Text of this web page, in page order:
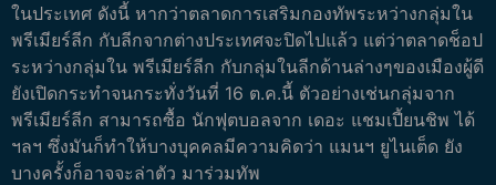
ในประเทศ ดังนี้ หากว่าตลาดการเสริมกองทัพระหว่างกลุ่มใน
พรีเมียร์ลีก กับลีกจากต่างประเทศจะปิดไปแล้ว แต่ว่าตลาดช็อป
ระหว่างกลุ่มใน พรีเมียร์ลีก กับกลุ่มในลีกด้านล่างๆของเมืองผู้ดี
ยังเปิดกระทำจนกระทั่งวันที่ 16 ต.ค.นี้ ตัวอย่างเช่นกลุ่มจาก
พรีเมียร์ลีก สามารถซื้อ นักฟุตบอลจาก เดอะ แชมเปี้ยนชิพ ได้
ฯลฯ ซึ่งมันก็ทำให้บางบุคคลมีความคิดว่า แมนฯ ยูไนเต็ด ยัง
บางครั้งก็อาจจะล่าตัว มาร่วมทัพ